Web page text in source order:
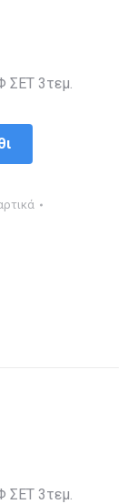
ΣΕΤ 3τεμ.
ΣΕΤ 3τεμ.